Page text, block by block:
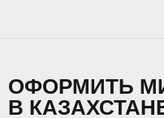
ОФОРМИТЬ
В